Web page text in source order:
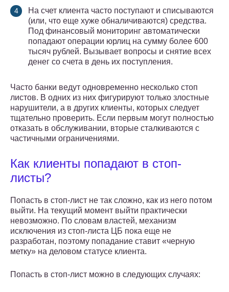
На счет клиента часто поступают и списываются
(или, что еще хуже обналичиваются) средства.
Под финансовый мониторинг автоматически
попадают операции юрлиц на сумму более 600
тысяч рублей. Вызывает вопросы и снятие всех
денег со счета в день их поступления.
Часто банки ведут одновременно несколько стоп
листов. В одних из них фигурируют только злостные
нарушители, а в других клиенты, которых следует
тщательно проверить. Если первым могут полностью
отказать в обслуживании, вторые сталкиваются с
частичными ограничениями.
Как клиенты попадают в стоп-
листы?
Попасть в стоп-лист не так сложно, как из него потом
выйти. На текущий момент выйти практически
невозможно. По словам властей, механизм
исключения из стоп-листа ЦБ пока еще не
разработан, поэтому попадание ставит «черную
метку» на деловом статусе клиента.
Попасть в стоп-лист можно в следующих случаях: